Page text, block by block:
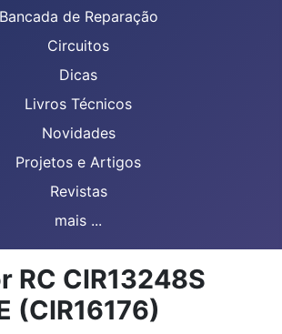
Bancada de Reparação
Circuitos
Dicas
Livros Técnicos
Novidades
Projetos e Artigos
Revistas
mais ...
RC CIR13248S
(CIR16176)